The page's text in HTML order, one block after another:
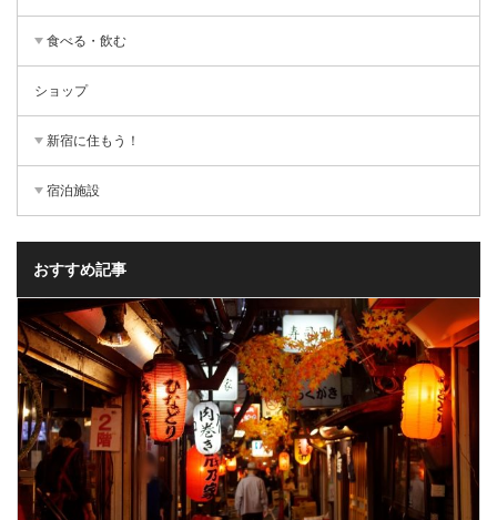
食べる・飲む
ショップ
新宿に住もう！
宿泊施設
おすすめ記事